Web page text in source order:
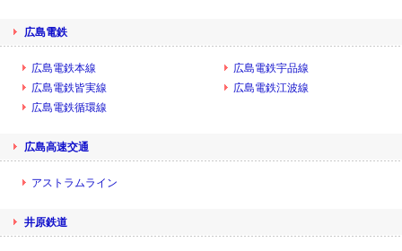
広島電鉄
広島電鉄本線
広島電鉄宇品線
広島電鉄皆実線
広島電鉄江波線
広島電鉄循環線
広島高速交通
アストラムライン
井原鉄道